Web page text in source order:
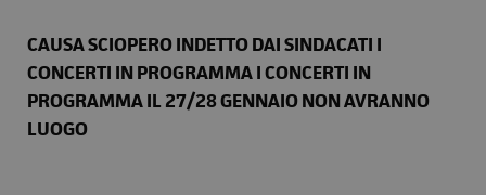
CAUSA SCIOPERO INDETTO DAI SINDACATI I
CONCERTI IN PROGRAMMA I CONCERTI IN
PROGRAMMA IL 27/28 GENNAIO NON AVRANNO
LUOGO